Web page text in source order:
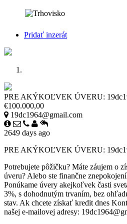
Pridať inzerát
PRE AKÝKOĽVEK ÚVERU:
€100.000,00
19dc1964@gmail.com
2649 days ago
PRE AKÝKOĽVEK ÚVERU:
Potrebujete pôžičku? Máte záujem o
úveru? Alebo ste finančne
Ponúkame úvery akejkoľvek časti
3%, s dohodnutým trvaním, bez
stav. Ak chcete získať kredit dnes
našej e-mailovej adresy: